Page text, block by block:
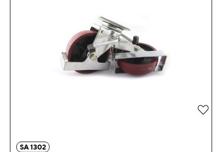
SA 1302
Zur